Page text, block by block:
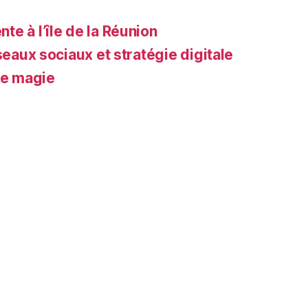
à l’île de la Réunion
sociaux et stratégie digitale
magie